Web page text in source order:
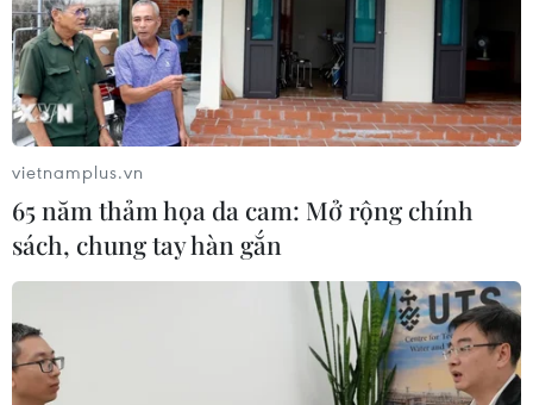
Bình Dương
Tp. Hồ Chí Minh
vietnamplus.vn
65 năm thảm họa da cam: Mở rộng chính
sách, chung tay hàn gắn